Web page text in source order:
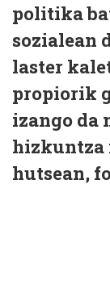
politika
sozialean
laster
propiorik
izango da
hizkuntza
hutsean,